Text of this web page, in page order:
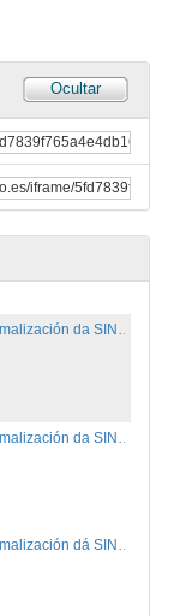
Ocultar
Protocolo para a normalización da SINATURA CIENTÍFICA, protagonizado por Noa Caramés, Xestora CINBIO
Protocolo para a normalización dá SINATURA CIENTÍFICA, protagonizado por Julia Jiménez López, Directora da Biblioteca Central de Ourense